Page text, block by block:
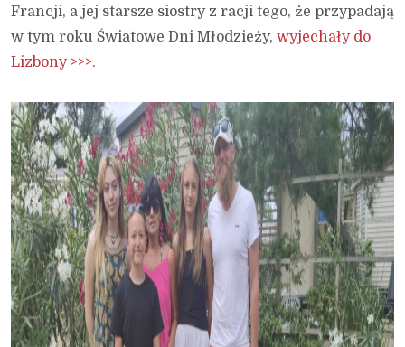
Francji, a jej starsze siostry z racji tego, że przypadają
w tym roku Światowe Dni Młodzieży, wyjechały do
Lizbony >>>.